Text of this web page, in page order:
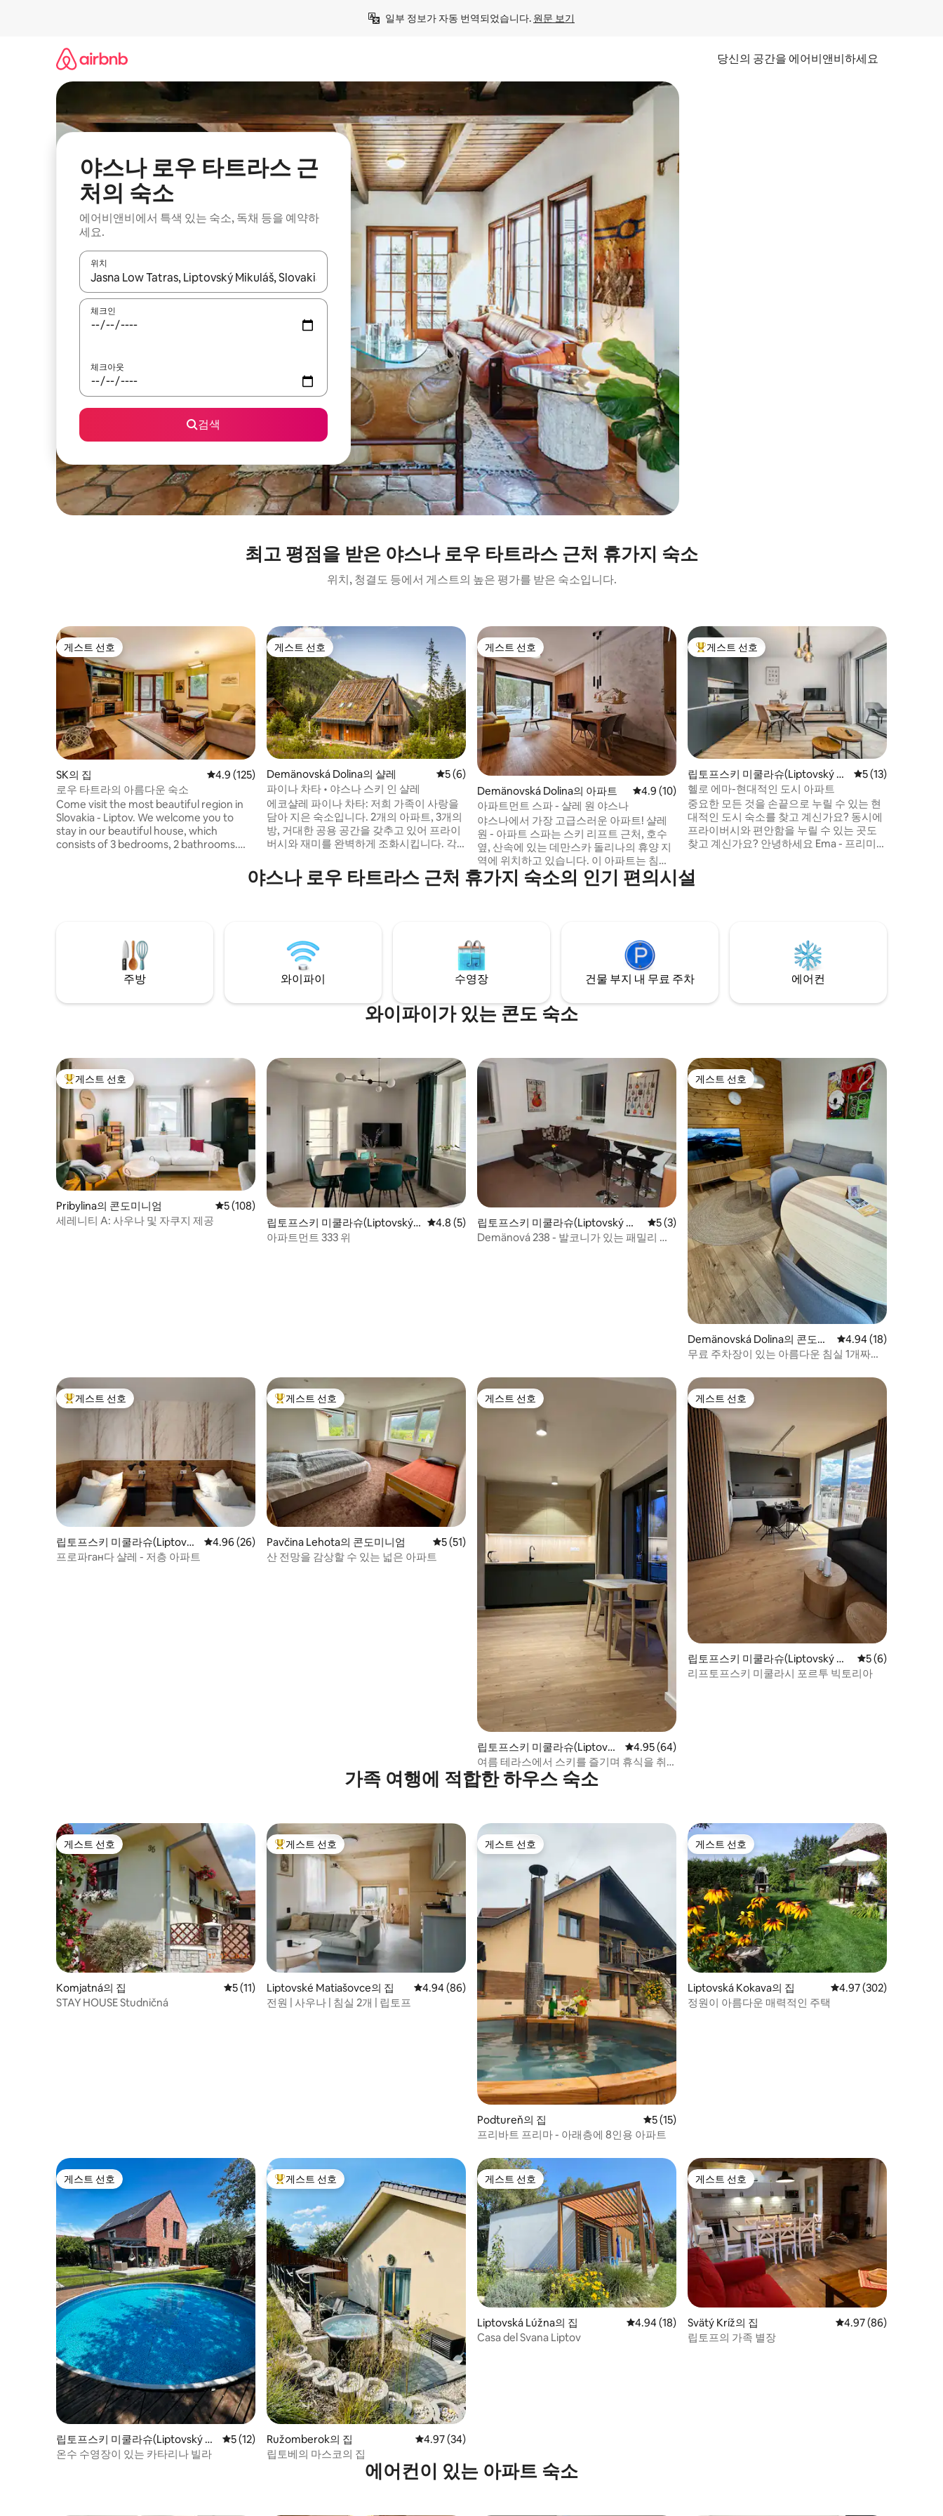
일부 정보가 자동 번역되었습니다. 원문 보기
당신의 공간을 에어비앤비하세요
야스나 로우 타트라스 근
처의 숙소
에어비앤비에서 특색 있는 숙소, 독채 등을 예약하
세요.
위치
결과가 나오면 위·아래 화살표 키를 사용하거나 터치 또는 스와이프 동작으로 탐색하세요.
체크인
체크아웃
검색
최고 평점을 받은 야스나 로우 타트라스 근처 휴가지 숙소
위치, 청결도 등에서 게스트의 높은 평가를 받은 숙소입니다.
게스트 선호
게스트 선호
SK의 집 평점 4.9점(5점 만점), 후기 125개
4.9 (125)
로우 타트라의 아름다운 숙소
Come visit the most beautiful region in
Slovakia - Liptov. We welcome you to
stay in our beautiful house, which
consists of 3 bedrooms, 2 bathrooms.
outdoor fireplace or barbecue. As the
house is in a residential area, you may
notice some street noise.
게스트 선호
게스트 선호
Demänovská Dolina의 샬레 평점 5점(5점 만점), 후기 6개
5 (6)
파이나 차타 • 야스나 스키 인 샬레
에코샬레 파이나 차타: 저희 가족이 사랑을
담아 지은 숙소입니다. 2개의 아파트, 3개의
방, 거대한 공용 공간을 갖추고 있어 프라이
버시와 재미를 완벽하게 조화시킵니다. 각
개와 샤워기가 있는 전용 욕실이 있습니다.
두 아파트 모두 간이 주방이 있습니다. 공용
을 이루고 싶습니다!
게스트 선호
게스트 선호
Demänovská Dolina의 아파트 평점 4.9점(5점 만점), 후기 10개
4.9 (10)
아파트먼트 스파 - 샬레 원 야스나
야스나에서 가장 고급스러운 아파트! 샬레
원 - 아파트 스파는 스키 리프트 근처, 호수
옆, 산속에 있는 데만스카 돌리나의 휴양 지
역에 위치하고 있습니다. 이 아파트는 침실 1
개(욕실 1개, 화장실 1개)에 4명(추가 침대 2
개)을 수용할 수 있습니다. 이 숙소는 회원님
테라스, 그릴, 정원이 있습니다. 숙소는 가족
친화적입니다. 숙소에 주차는 2대 가능합니
다.
상위 게스트 선호
게스트 선호
립토프스키 미쿨라슈(Liptovský Mi
kuláš)의 아파트
평점 5점(5점 만점
5 (13)
헬로 에마-현대적인 도시 아파트
중요한 모든 것을 손끝으로 누릴 수 있는 현
대적인 도시 숙소를 찾고 계신가요? 동시에
프라이버시와 편안함을 누릴 수 있는 곳도
찾고 계신가요? 안녕하세요 Ema - 프리미엄
팔루즈카 지구에 있는 리프토프스키 미쿨라
시에 있습니다. 숙소에는 침대 2개가 있으
한 숙소를 찾는 게스트에게 적합합니다. 인
테리어는 현대적이고 멋집니다.
야스나 로우 타트라스 근처 휴가지 숙소의 인기 편의시설
주방 와이파이 수영장 건물 부지 내 무료 주차 에어컨
와이파이가 있는 콘도 숙소
상위 게스트 선호
게스트 선호
Pribylina의 콘도미니엄 평점 5점(5점 만점), 후기 108개
5 (108)
세레니티 A: 사우나 및 자쿠지 제공
립토프스키 미쿨라슈(Liptovský
Mikuláš)의 콘도미니엄
평점 4.8점(5점 만점), 후기 5개
4.8 (5)
아파트먼트 333 위
립토프스키 미쿨라슈(Liptovský Mi
kuláš)의 콘도미니엄
평점 5점(5점 만점), 후기 3개
5 (3)
Demänová 238 - 발코니가 있는 패밀리 스
게스트 선호
게스트 선호
Demänovská Dolina의 콘도미
니엄
평점 4.94점(5점 만점
4.94 (18)
무료 주차장이 있는 아름다운 침실 1개짜리
상위 게스트 선호
게스트 선호
립토프스키 미쿨라슈(Liptovsk
ý Mikuláš)의 콘도미니엄
평점 4.96점(5점 만점), 후기 26개
4.96 (26)
프로파ган다 샬레 - 저층 아파트
상위 게스트 선호
게스트 선호
Pavčina Lehota의 콘도미니엄 평점 5점(5점 만점), 후기 51개
5 (51)
산 전망을 감상할 수 있는 넓은 아파트
게스트 선호
게스트 선호
립토프스키 미쿨라슈(Liptovsk
ý Mikuláš)의 콘도미니엄
평점 4.95점(5점 만점), 후기 64개
4.95 (64)
여름 테라스에서 스키를 즐기며 휴식을 취
하세요
게스트 선호
게스트 선호
립토프스키 미쿨라슈(Liptovský Mi
kuláš)의 콘도미니엄
평점 5점(5점 만점
5 (6)
리프토프스키 미쿨라시 포르투 빅토리아
가족 여행에 적합한 하우스 숙소
게스트 선호
게스트 선호
Komjatná의 집 평점 5점(5점 만점), 후기 11개
5 (11)
STAY HOUSE Studničná
상위 게스트 선호
게스트 선호
Liptovské Matiašovce의 집 평점 4.94점(5점 만점), 후기 86개
4.94 (86)
전원 | 사우나 | 침실 2개 | 립토프
게스트 선호
게스트 선호
Podtureň의 집 평점 5점(5점 만점), 후기 15개
5 (15)
프리바트 프리마 - 아래층에 8인용 아파트
게스트 선호
게스트 선호
Liptovská Kokava의 집 평점 4.97점(5점 만점),
4.97 (302)
정원이 아름다운 매력적인 주택
게스트 선호
게스트 선호
립토프스키 미쿨라슈(Liptovský Mi
kuláš)의 집
평점 5점(5점 만점), 후기 12개
5 (12)
온수 수영장이 있는 카타리나 빌라
상위 게스트 선호
게스트 선호
Ružomberok의 집 평점 4.97점(5점 만점), 후기 34개
4.97 (34)
립토베의 마스코의 집
게스트 선호
게스트 선호
Liptovská Lúžna의 집 평점 4.94점(5점 만점), 후기 18개
4.94 (18)
Casa del Svana Liptov
게스트 선호
게스트 선호
Svätý Kríž의 집 평점 4.97점(5점 만점),
4.97 (86)
립토프의 가족 별장
에어컨이 있는 아파트 숙소